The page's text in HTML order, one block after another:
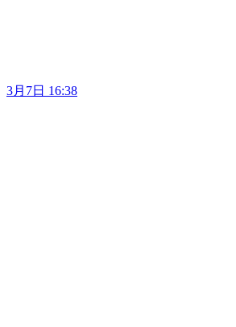
3月7日 16:38